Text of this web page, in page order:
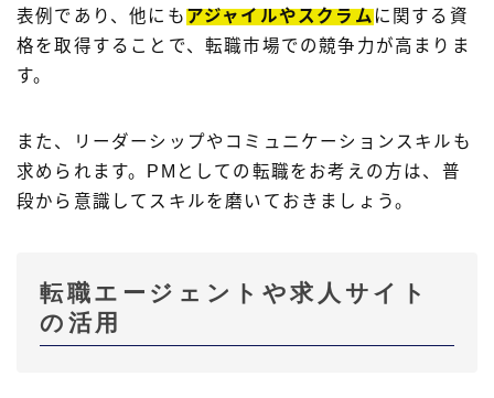
表例であり、他にも アジャイルや スクラム に関する資
格を取得することで、転職市場での競争力が高まりま
す。
また、リーダーシップやコミュニケーションスキルも
求められます。PMとしての転職をお考えの方は、普
段から意識してスキルを磨いておきましょう。
転職エージェントや求人サイト
の活用